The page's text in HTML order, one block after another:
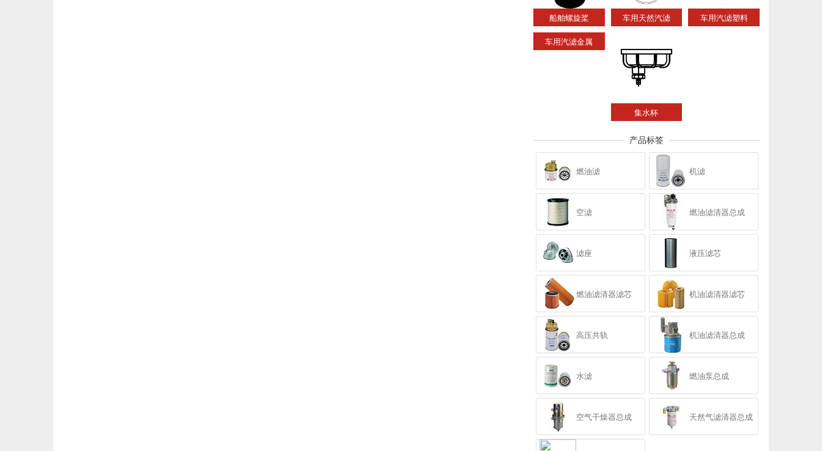
船舶螺旋桨 车用天然汽滤 车用汽滤塑料
车用汽滤金属
集水杯
产品标签
燃油滤 机滤
空滤 燃油滤清器总成
滤座 液压滤芯
燃油滤清器滤芯 机油滤清器滤芯
高压共轨 机油滤清器总成
水滤 燃油泵总成
空气干燥器总成 天然气滤清器总成